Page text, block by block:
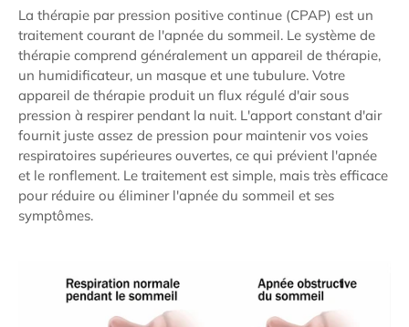
La thérapie par pression positive continue (CPAP) est un
traitement courant de l'apnée du sommeil. Le système de
thérapie comprend généralement un appareil de thérapie,
un humidificateur, un masque et une tubulure. Votre
appareil de thérapie produit un flux régulé d'air sous
pression à respirer pendant la nuit. L'apport constant d'air
fournit juste assez de pression pour maintenir vos voies
respiratoires supérieures ouvertes, ce qui prévient l'apnée
et le ronflement. Le traitement est simple, mais très efficace
pour réduire ou éliminer l'apnée du sommeil et ses
symptômes.